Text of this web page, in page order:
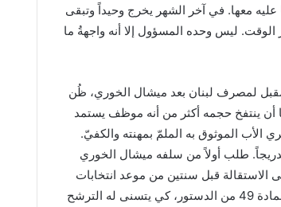
معها. في آخر الشهر يخرج وحيداً وتبقى
الوقت. ليس وحده المسؤول إلا أنه واجهةُ ما
لمصرف لبنان بعد ميشال الخوري، ظُن
أن ينتفخ حجمه أكثر من أنه موظف يستمد
الأب الموثوق به الملمّ بمهنته والكفيّ.
طلب أولاً من سلفه ميشال الخوري
الاستقالة قبل سنتين من موعد انتخابات
رئاسة الجمهورية المقرّرة عام 1995، عملاً بالمادة 49 من الدستور، كي يتسنى له الترشح